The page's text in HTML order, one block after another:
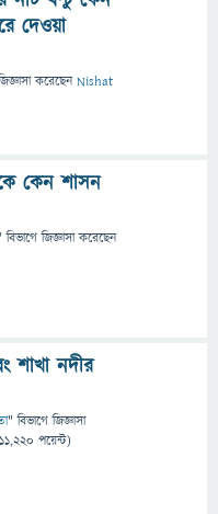
দেওয়া
করেছেনNishat
কেন শাসন
বিভাগে জিজ্ঞাসাকরেছেন
শাখা নদীর
" বিভাগে জিজ্ঞাসা
11,220 পয়েন্ট)